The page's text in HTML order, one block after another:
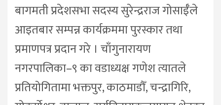
बागमती प्रदेशसभा सदस्य सुरेन्द्रराज गोसाईँले
आइतबार सम्पन्न कार्यक्रममा पुरस्कार तथा
प्रमाणपत्र प्रदान गरे । चाँगुनारायण
नगरपालिका–९ का वडाध्यक्ष गणेश त्यातले
प्रतियोगितामा भक्तपुर, काठमाडौँ, चन्द्रागिरि,